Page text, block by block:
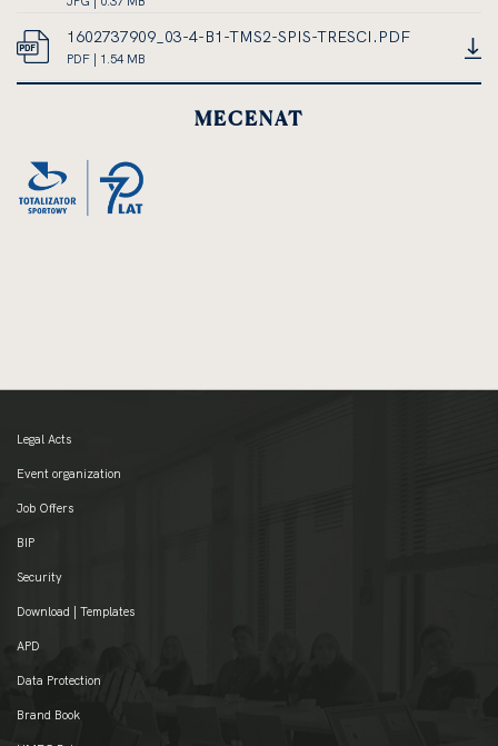
FILE
0.37
MEGABYTES
IN
NEW
CARD
1602737909_03-4-B1-TMS2-SPIS-TRESCI.PDF
PDF | 1.54 MB
DOCUMENT,
OPEN
MECENAT
Legal Acts
Event organization
Job Offers
BIP
Security
Download | Templates
APD
Data Protection
Brand Book